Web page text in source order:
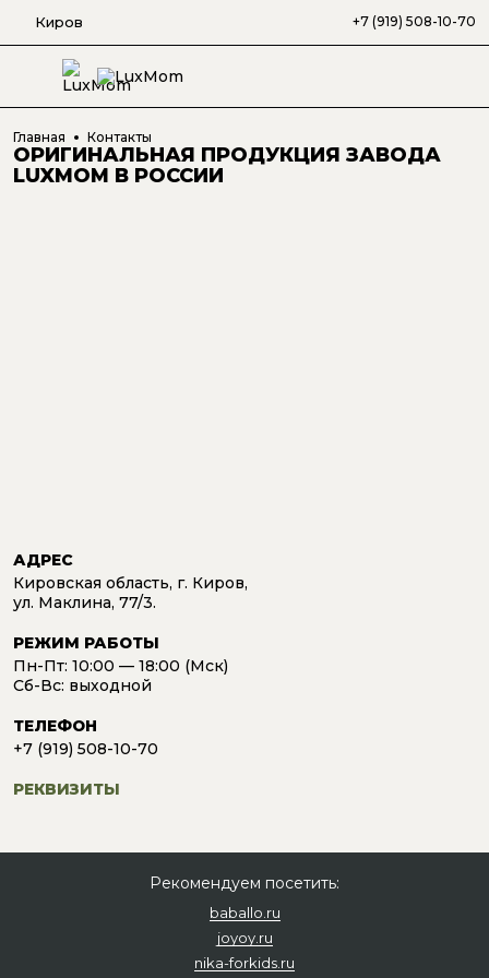
Киров +7 (919) 508-10-70
Главная Контакты
ОРИГИНАЛЬНАЯ ПРОДУКЦИЯ ЗАВОДА
LUXMOM В РОССИИ
АДРЕС
Кировская область, г. Киров,
ул. Маклина, 77/3.
РЕЖИМ РАБОТЫ
Пн-Пт: 10:00 — 18:00 (Мск)
Сб-Вс: выходной
ТЕЛЕФОН
+7 (919) 508-10-70
РЕКВИЗИТЫ
Рекомендуем посетить:
baballo.ru
joyoy.ru
nika-forkids.ru